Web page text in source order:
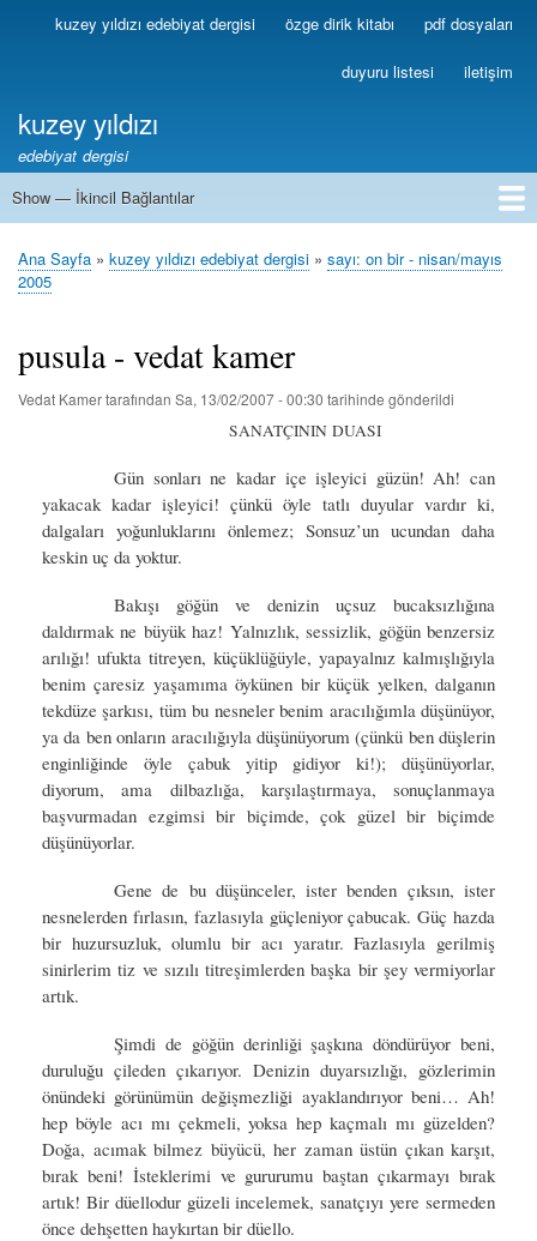
Ana
içeriğe
Birincilkuzey yıldızı edebiyat dergisi özge dirik kitabı pdf dosyaları
duyuru listesi iletişim
kuzey yıldızı
edebiyat dergisi
İkincil
Show — İkincil Bağlantılar
1
2
3
4
5
6
7
8
9
10
11
12
13
Sayfa
Ana Sayfa kuzey yıldızı edebiyat dergisi
sayı: on bir - nisan/mayıs
2005
pusula - vedat kamer
Vedat Kamertarafından Sa, 13/02/2007 - 00:30 tarihinde gönderildi
SANATÇININ DUASI
Gün sonları ne kadar içe işleyici güzün! Ah! can
yakacak kadar işleyici! çünkü öyle tatlı duyular vardır ki,
dalgaları yoğunluklarını önlemez; Sonsuz’un ucundan daha
keskin uç da yoktur.
Bakışı göğün ve denizin uçsuz bucaksızlığına
daldırmak ne büyük haz! Yalnızlık, sessizlik, göğün benzersiz
arılığı! ufukta titreyen, küçüklüğüyle, yapayalnız kalmışlığıyla
benim çaresiz yaşamıma öykünen bir küçük yelken, dalganın
tekdüze şarkısı, tüm bu nesneler benim aracılığımla düşünüyor,
ya da ben onların aracılığıyla düşünüyorum (çünkü ben düşlerin
enginliğinde öyle çabuk yitip gidiyor ki!); düşünüyorlar,
diyorum, ama dilbazlığa, karşılaştırmaya, sonuçlanmaya
başvurmadan ezgimsi bir biçimde, çok güzel bir biçimde
düşünüyorlar.
Gene de bu düşünceler, ister benden çıksın, ister
nesnelerden fırlasın, fazlasıyla güçleniyor çabucak. Güç hazda
bir huzursuzluk, olumlu bir acı yaratır. Fazlasıyla gerilmiş
sinirlerim tiz ve sızılı titreşimlerden başka bir şey vermiyorlar
artık.
Şimdi de göğün derinliği şaşkına döndürüyor beni,
duruluğu çileden çıkarıyor. Denizin duyarsızlığı, gözlerimin
önündeki görünümün değişmezliği ayaklandırıyor beni… Ah!
hep böyle acı mı çekmeli, yoksa hep kaçmalı mı güzelden?
Doğa, acımak bilmez büyücü, her zaman üstün çıkan karşıt,
bırak beni! İsteklerimi ve gururumu baştan çıkarmayı bırak
artık! Bir düellodur güzeli incelemek, sanatçıyı yere sermeden
önce dehşetten haykırtan bir düello.